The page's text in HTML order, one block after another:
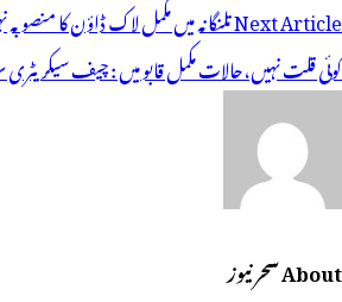
نیویگیشن
Next Articleتلنگانہ میں مکمل لاک ڈاؤن کا
کوئی قلت نہیں،حالات مکمل قابو میں : چیف سیکریٹری
About سحر نیوز